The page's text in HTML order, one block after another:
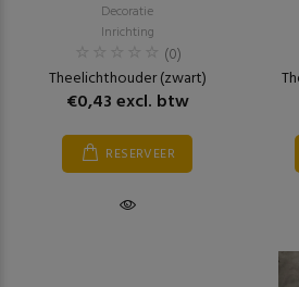
Decoratie
Inrichting
(0)
Theelichthouder (zwart)
€0,43 excl. btw
RESERVEER